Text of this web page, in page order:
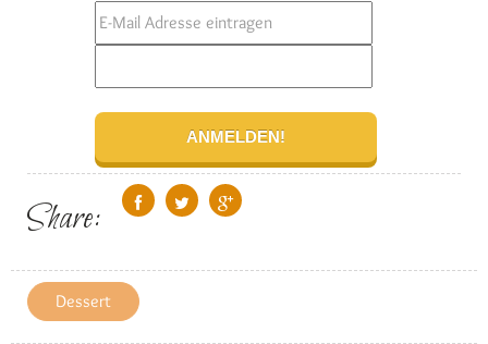
Share:
Dessert